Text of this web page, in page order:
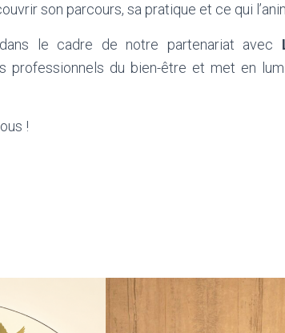
son parcours, sa pratique et ce qui
le cadre de notre partenariat avec
professionnels du bien-être et met en
!